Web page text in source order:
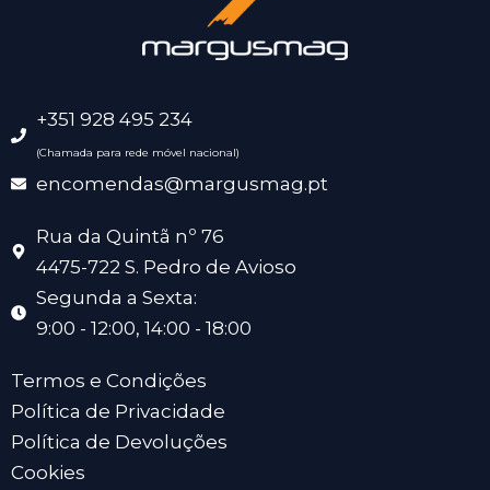
+351 928 495 234
(Chamada para rede móvel nacional)
encomendas@margusmag.pt
Rua da Quintã nº 76
4475-722 S. Pedro de Avioso
Segunda a Sexta:
9:00 - 12:00, 14:00 - 18:00
Termos e Condições
Política de Privacidade
Política de Devoluções
Cookies